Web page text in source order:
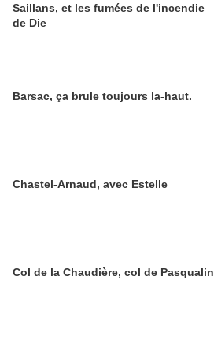
Saillans, et les fumées de l'incendie
de Die
Barsac, ça brule toujours la-haut.
Chastel-Arnaud, avec Estelle
Col de la Chaudière, col de Pasqualin